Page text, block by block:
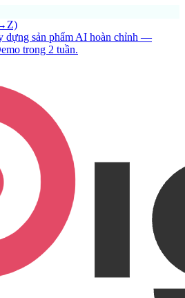
dựng sản phẩm AI hoàn chỉnh —
trong 2 tuần.